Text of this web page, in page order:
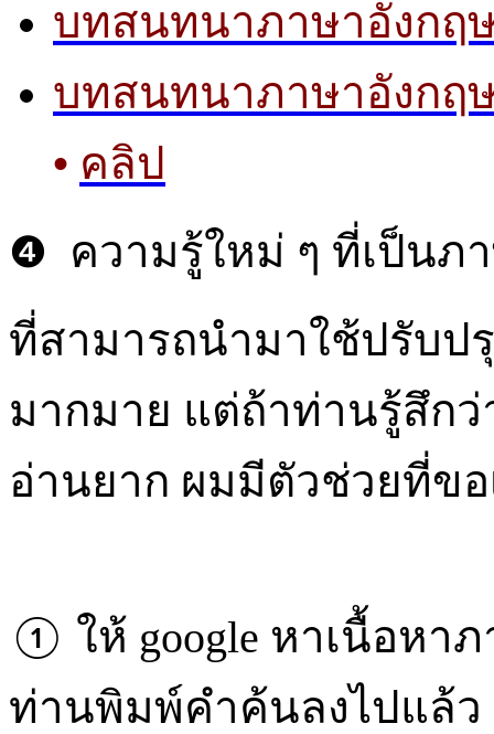
บทสนทนาภาษาอังกฤ
บทสนทนาภาษาอังกฤ
• คลิป
❹ ความรู้ใหม่ ๆ ที่เป็นภ
ที่สามารถนำมาใช้ปรับป
มากมาย แต่ถ้าท่านรู้สึก
อ่านยาก ผมมีตัวช่วยที่ขอ
① ให้ google หาเนื้อหา
ท่านพิมพ์คำค้นลงไปแล้